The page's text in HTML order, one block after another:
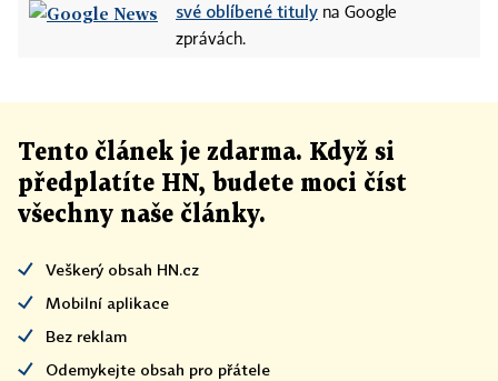
své oblíbené tituly na Google
zprávách.
Tento článek je zdarma. Když si
předplatíte HN, budete moci číst
všechny naše články.
Veškerý obsah HN.cz
Mobilní aplikace
Bez reklam
Odemykejte obsah pro přátele